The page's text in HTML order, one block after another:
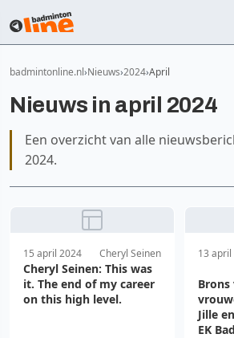
badmintonline.nl Nieuws 2024 April
Nieuws in april 2024
Een overzicht van alle
2024.
15 april 2024 Cheryl Seinen
Cheryl Seinen: This was
it. The end of my career
on this high level.
13
Jille
EK